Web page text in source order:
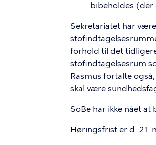
bibeholdes (der
Sekretariatet har
forhold til det
stofindtagelsesrum
Rasmus fortalte
skal være
SoBe har ikke nået
Høringsfrist er d. 21.